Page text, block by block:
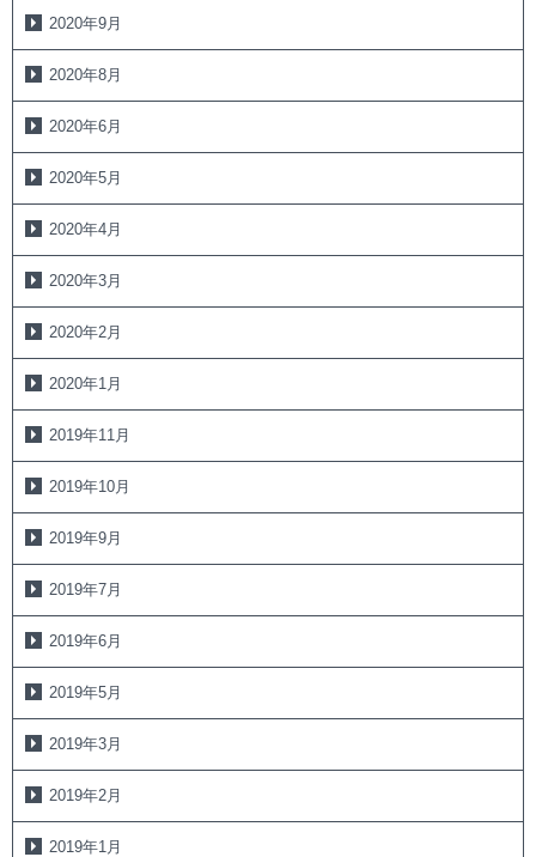
2020年9月
2020年8月
2020年6月
2020年5月
2020年4月
2020年3月
2020年2月
2020年1月
2019年11月
2019年10月
2019年9月
2019年7月
2019年6月
2019年5月
2019年3月
2019年2月
2019年1月